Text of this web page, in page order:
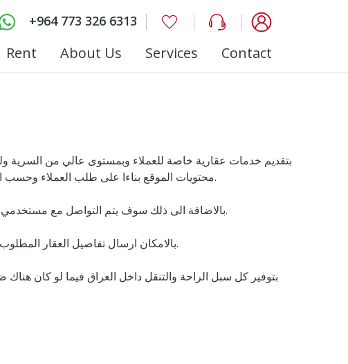
+964 773 326 6313
Rent About Us Services Contact
محتويات الموقع بناءا على طلب العملاء وحسب الاتفاق والعمل على تنفيذ المطلوب بسرية، ولن يتم مشاركة الجميع بتفاصيل العقار الا الى فئة محددة وحسب طلب العميل.
بالاضافة الى ذلك سوف يتم التواصل مع مستخدمي هذه الميزة من قبل السادة محامين الموقع بشكل مباشر وانهاء كل اجراءات البيع او الشراء او الايجار بسرعة وسرية عالية.
ومن خلال خدمة ال VIP بالامكان ارسال تفاصيل العقار المطلوب في اي مكان في العراق وسوف يقوم فريق العمل بتوفير المطلوب وحسب المواصفات المطلوبة.